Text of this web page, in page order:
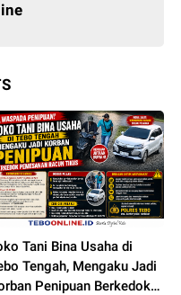
Tani Bina Usaha di
Tengah, Mengaku Jadi
Penipuan Berkedok